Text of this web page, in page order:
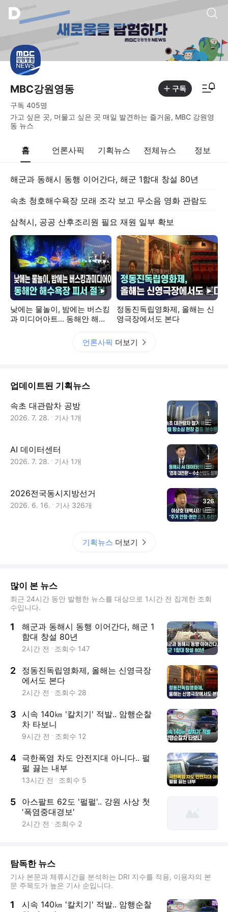
MBC강원영동 구독
구독 405명
가고 싶은 곳, 머물고 싶은 곳 매일 발견하는 즐거움, MBC 강원영
동 뉴스
홈 언론사픽 기획뉴스 전체뉴스 정보
해군과 동해시 동행 이어간다, 해군 1함대 창설 80년
속초 청호해수욕장 모래 조각 보고 무소음 영화 관람도
삼척시, 공공 산후조리원 필요 재원 일부 확보
낮에는 물놀이, 밤에는 버스킹
과 미디어아트... 동해안 해수
정동진독립영화제, 올해는 신
영극장에서도 본다
언론사픽 더보기
업데이트된 기획뉴스
속초 대관람차 공방
2026. 7. 28. 기사 1개 1
AI 데이터센터
2026. 7. 28. 기사 1개 1
2026전국동시지방선거
2026. 6. 16. 기사 326개 326
기획뉴스 더보기
많이 본 뉴스
최근 24시간 동안 발행한 뉴스를 대상으로 1시간 전 집계한 조회
수입니다.
1
해군과 동해시 동행 이어간다, 해군 1
함대 창설 80년
2시간 전 조회수 147
2
정동진독립영화제, 올해는 신영극장
에서도 본다
2시간 전 조회수 28
3 시속 140㎞ '칼치기' 적발.. 암행순찰
차 타보니
9시간 전 조회수 12
4 극한폭염 차도 안전지대 아니다.. 펄
펄 끓는 내부
13시간 전 조회수 5
5
아스팔트 62도 '펄펄'.. 강원 사상 첫
'폭염중대경보'
2시간 전 조회수 2
탐독한 뉴스
기사 본문과 체류시간을 분석하는 DRI 지수를 적용, 이용자의 본
문 주목도가 높은 기사 순입니다.
1
시속 140㎞ '칼치기' 적발.. 암행순찰